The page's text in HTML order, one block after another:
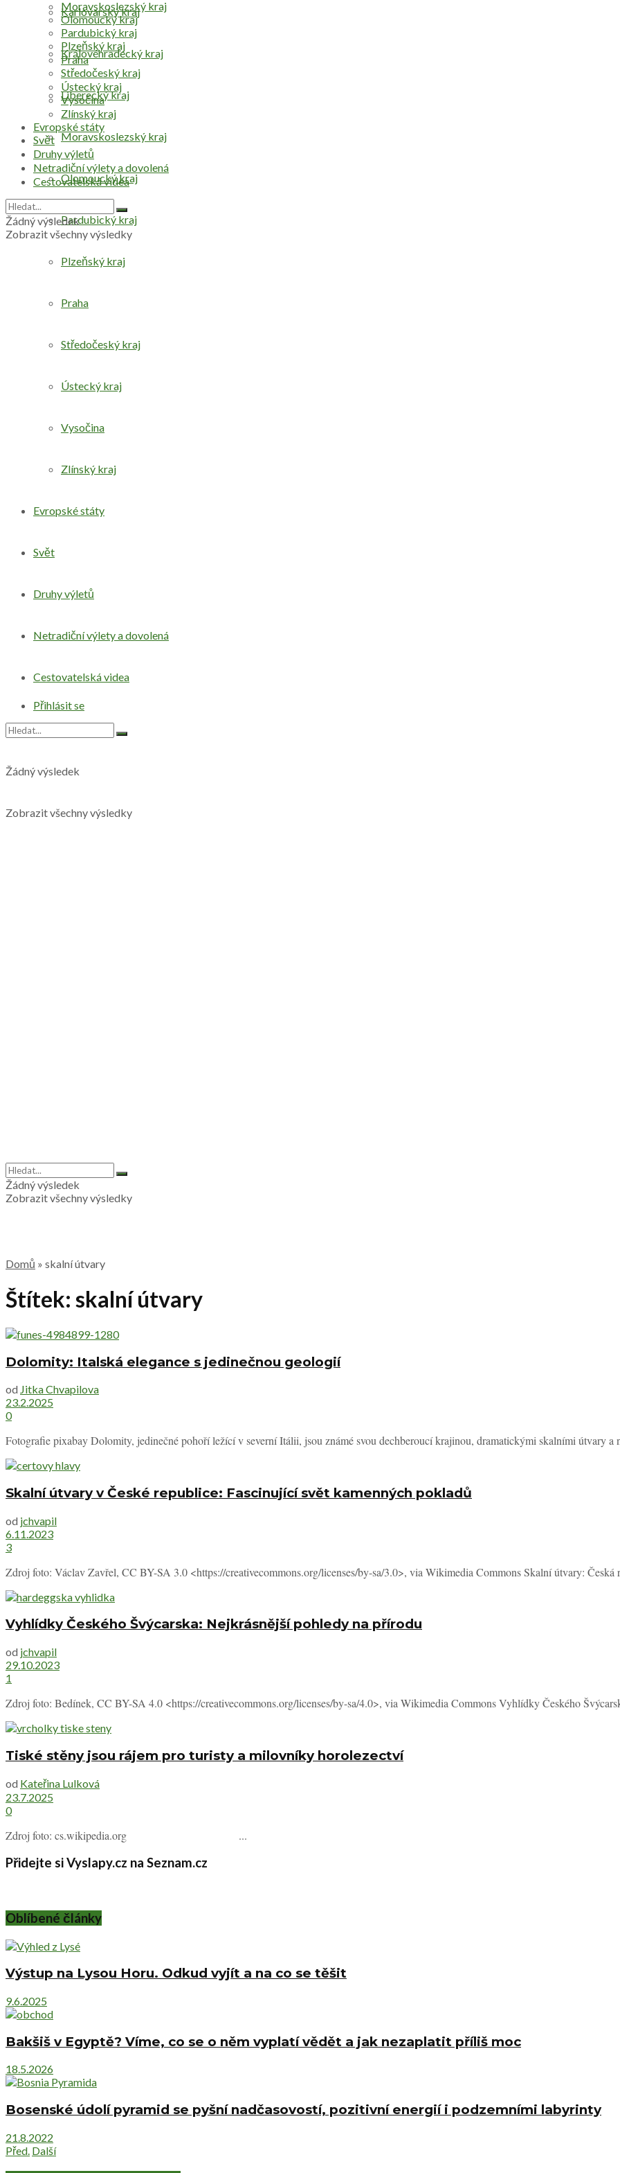
Přihlásit se
Karlovarský kraj
Královéhradecký kraj
Liberecký kraj
Moravskoslezský kraj
Olomoucký kraj
Pardubický kraj
Plzeňský kraj
Praha
Středočeský kraj
Ústecký kraj
Vysočina
Zlínský kraj
Evropské státy
Svět
Druhy výletů
Netradiční výlety a dovolená
Cestovatelská videa
Žádný výsledek
Zobrazit všechny výsledky
Moravskoslezský kraj
Olomoucký kraj
Pardubický kraj
Plzeňský kraj
Praha
Středočeský kraj
Ústecký kraj
Vysočina
Zlínský kraj
Evropské státy
Svět
Druhy výletů
Netradiční výlety a dovolená
Cestovatelská videa
Žádný výsledek
Zobrazit všechny výsledky
Žádný výsledek
Zobrazit všechny výsledky
Domů » skalní útvary
Štítek: skalní útvary
Dolomity: Italská elegance s jedinečnou geologií
od Jitka Chvapilova
23.2.2025
0
Fotografie pixabay Dolomity, jedinečné pohoří ležící v severní Itálii, jsou známé svou dechberoucí krajinou, dramatickými skalními útvary a
Skalní útvary v České republice: Fascinující svět kamenných pokladů
od jchvapil
6.11.2023
3
Zdroj foto: Václav Zavřel, CC BY-SA 3.0 <https://creativecommons.org/licenses/by-sa/3.0>, via Wikimedia Commons Skalní útvary:
Vyhlídky Českého Švýcarska: Nejkrásnější pohledy na přírodu
od jchvapil
29.10.2023
1
Zdroj foto: Bedínek, CC BY-SA 4.0 <https://creativecommons.org/licenses/by-sa/4.0>, via Wikimedia Commons Vyhlídky Českého
Tiské stěny jsou rájem pro turisty a milovníky horolezectví
od Kateřina Lulková
23.7.2025
0
Zdroj foto: cs.wikipedia.org ...
Přidejte si Vyslapy.cz na Seznam.cz
Oblíbené články
Výstup na Lysou Horu. Odkud vyjít a na co se těšit
9.6.2025
Bakšiš v Egyptě? Víme, co se o něm vyplatí vědět a jak nezaplatit příliš moc
18.5.2026
Bosenské údolí pyramid se pyšní nadčasovostí, pozitivní energií i podzemními labyrinty
21.8.2022
Před. Další